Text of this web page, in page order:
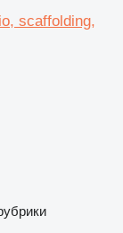
scaffolding,